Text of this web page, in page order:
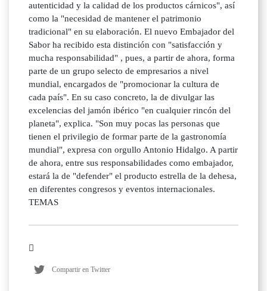
autenticidad y la calidad de los productos cárnicos", así
como la "necesidad de mantener el patrimonio
tradicional" en su elaboración. El nuevo Embajador del
Sabor ha recibido esta distinción con "satisfacción y
mucha responsabilidad" , pues, a partir de ahora, forma
parte de un grupo selecto de empresarios a nivel
mundial, encargados de "promocionar la cultura de
cada país". En su caso concreto, la de divulgar las
excelencias del jamón ibérico "en cualquier rincón del
planeta", explica. "Son muy pocas las personas que
tienen el privilegio de formar parte de la gastronomía
mundial", expresa con orgullo Antonio Hidalgo. A partir
de ahora, entre sus responsabilidades como embajador,
estará la de "defender" el producto estrella de la dehesa,
en diferentes congresos y eventos internacionales.
TEMAS
Compartir en Twitter